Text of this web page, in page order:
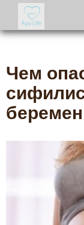
Чем